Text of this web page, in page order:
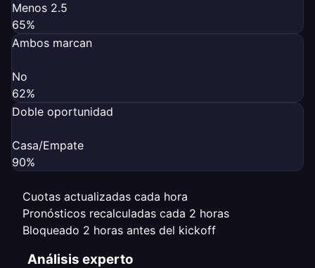
Menos 2.5
65%
Ambos marcan
No
62%
Doble oportunidad
Casa/Empate
90%
Cuotas actualizadas cada hora
Pronósticos recalculadas cada 2 horas
Bloqueado 2 horas antes del kickoff
Análisis experto